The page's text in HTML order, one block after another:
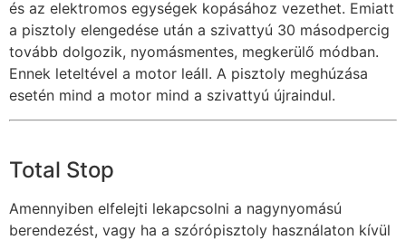
és az elektromos egységek kopásához vezethet. Emiatt
a pisztoly elengedése után a szivattyú 30 másodpercig
tovább dolgozik, nyomásmentes, megkerülő módban.
Ennek leteltével a motor leáll. A pisztoly meghúzása
esetén mind a motor mind a szivattyú újraindul.
Total Stop
Amennyiben elfelejti lekapcsolni a nagynyomású
berendezést, vagy ha a szórópisztoly használaton kívül